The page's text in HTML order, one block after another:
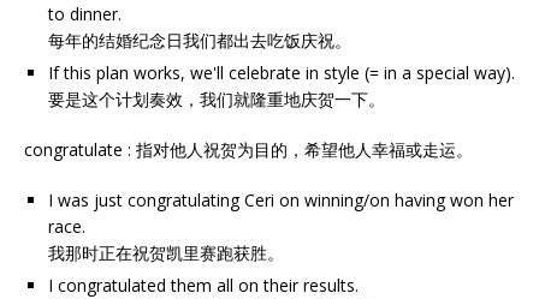
to dinner.
每年的结婚纪念日我们都出去吃饭庆祝。
If this plan works, we'll celebrate in style (= in a special way).
要是这个计划奏效，我们就隆重地庆贺一下。
congratulate : 指对他人祝贺为目的，希望他人幸福或走运。
I was just congratulating Ceri on winning/on having won her
race.
我那时正在祝贺凯里赛跑获胜。
I congratulated them all on their results.